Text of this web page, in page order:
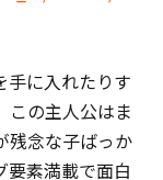
手に入れたりす
この主人公はま
残念な子ばっか
要素満載で面白